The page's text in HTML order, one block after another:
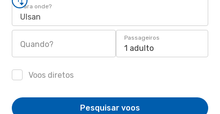
Para onde?
Ulsan
Quando?
Passageiros
1 adulto
Voos diretos
Pesquisar voos